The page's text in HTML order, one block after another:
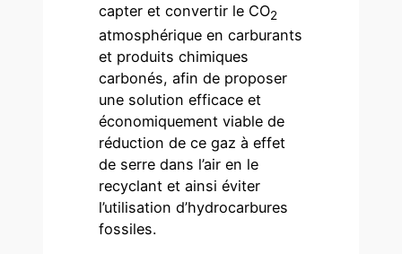
capter et convertir le CO2
atmosphérique en carburants
et produits chimiques
carbonés, afin de proposer
une solution efficace et
économiquement viable de
réduction de ce gaz à effet
de serre dans l’air en le
recyclant et ainsi éviter
l’utilisation d’hydrocarbures
fossiles.